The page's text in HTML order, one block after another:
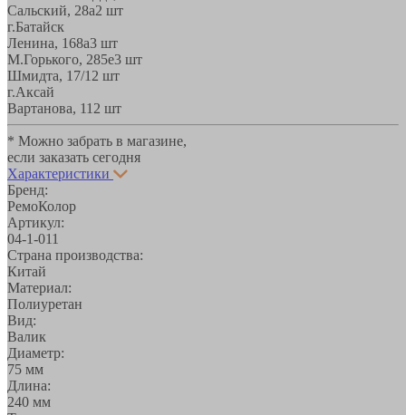
Сальский, 28a2 шт
г.Батайск
Ленина, 168а3 шт
М.Горького, 285е3 шт
Шмидта, 17/1 2 шт
г.Аксай
Вартанова, 11 2 шт
* Можно забрать в магазине,
если заказать сегодня
Характеристики
Бренд:
РемоКолор
Артикул:
04-1-011
Страна производства:
Китай
Материал:
Полиуретан
Вид:
Валик
Диаметр:
75 мм
Длина:
240 мм